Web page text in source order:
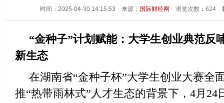
时间：2025-04-30 14:15:53 来源： 国际财经网 浏览次数： 624
“金种子”计划赋能：大学生创业典范反
新生态
在湖南省“金种子杯”大学生创业大赛全
推“热带雨林式”人才生态的背景下，4月24